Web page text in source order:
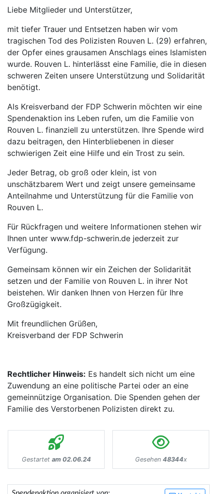
Liebe Mitglieder und Unterstützer,
mit tiefer Trauer und Entsetzen haben wir vom
tragischen Tod des Polizisten Rouven L. (29) erfahren,
der Opfer eines grausamen Anschlags eines Islamisten
wurde. Rouven L. hinterlässt eine Familie, die in diesen
schweren Zeiten unsere Unterstützung und Solidarität
benötigt.
Als Kreisverband der FDP Schwerin möchten wir eine
Spendenaktion ins Leben rufen, um die Familie von
Rouven L. finanziell zu unterstützen. Ihre Spende wird
dazu beitragen, den Hinterbliebenen in dieser
schwierigen Zeit eine Hilfe und ein Trost zu sein.
Jeder Betrag, ob groß oder klein, ist von
unschätzbarem Wert und zeigt unsere gemeinsame
Anteilnahme und Unterstützung für die Familie von
Rouven L.
Für Rückfragen und weitere Informationen stehen wir
Ihnen unter www.fdp-schwerin.de jederzeit zur
Verfügung.
Gemeinsam können wir ein Zeichen der Solidarität
setzen und der Familie von Rouven L. in ihrer Not
beistehen. Wir danken Ihnen von Herzen für Ihre
Großzügigkeit.
Mit freundlichen Grüßen,
Kreisverband der FDP Schwerin
Rechtlicher Hinweis: Es handelt sich nicht um eine
Zuwendung an eine politische Partei oder an eine
gemeinnützige Organisation. Die Spenden gehen der
Familie des Verstorbenen Polizisten direkt zu.
Gestartet am 02.06.24 Gesehen 48344x